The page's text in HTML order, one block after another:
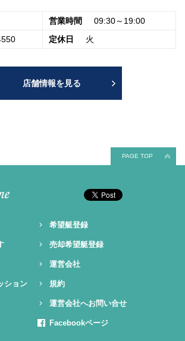
営業時間
09:30～19:00
定休日 火
店舗情報を見る
PAGE TOP
ション
希望艇登録
売却希望艇登録
運営会社
規約
運営会社へお問い合せ
Facebookページ